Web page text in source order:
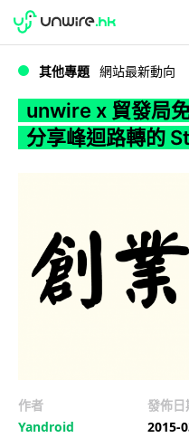
WWDC 2026
其他專題 網站最新動向
unwire x 貿發局
分享峰迴路轉的
作者
Yandroid
發佈日
2015-